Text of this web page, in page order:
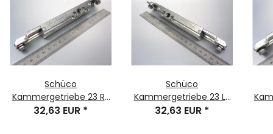
Schüco
Kammergetriebe 23 RS
A, Artikelnummer:
32,63 EUR *
Schüco
Kammergetriebe 23 LS
A, Artikelnummer:
32,63 EUR *